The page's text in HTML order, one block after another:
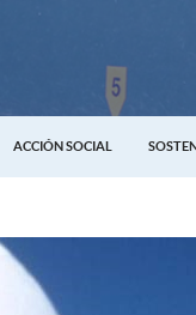
ACCIÓN SOCIAL